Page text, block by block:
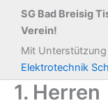
Inhalt
SG Bad Breisig
Verein!
Mit
Elektrotechnik
1. Herren